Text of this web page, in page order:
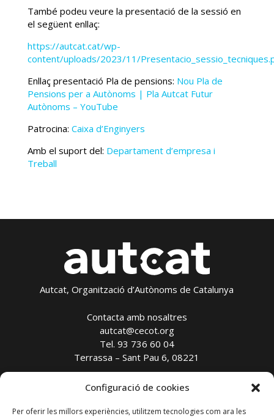
Configuració de cookies
Per oferir les millors experiències, utilitzem tecnologies com ara les
També podeu veure la presentació de la sessió en
el següent enllaç:
https://autcat.cat/wp-
content/uploads/2023/11/
Enllaç presentació Pla de pensions: Nou Pla de
Pensions per a Autònoms | Pla Autcat Futur
Autònoms – YouTube
Patrocina: Caixa d’Enginyers
Amb el suport del: Departament d’empresa i
Treball
Autcat, Organització d’Autònoms de Catalunya
Contacta amb nosaltres
autcat@cecot.org
Tel. 93 736 60 04
Terrassa – Sant Pau 6, 08221
Avís legal